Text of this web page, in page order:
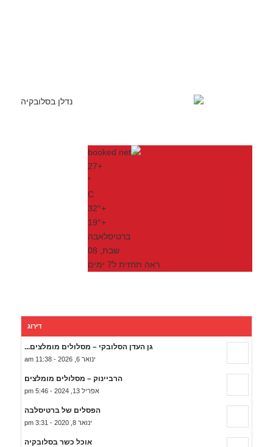
+
27
°
C
+
32°
+
19°
ברטיסלאבה
שבת, 08
ראה תחזית ל7 ימים
דירוג
גן העדן הסלובקי – מסלולים מומלצים...
ינואר 6, 2026 - 11:38 am
הרביינוק – מסלולים מומלצים
אפריל 13, 2024 - 5:46 pm
הפסלים של ברטיסלבה
ינואר 8, 2020 - 3:31 pm
אוכל כשר בסלובקיה